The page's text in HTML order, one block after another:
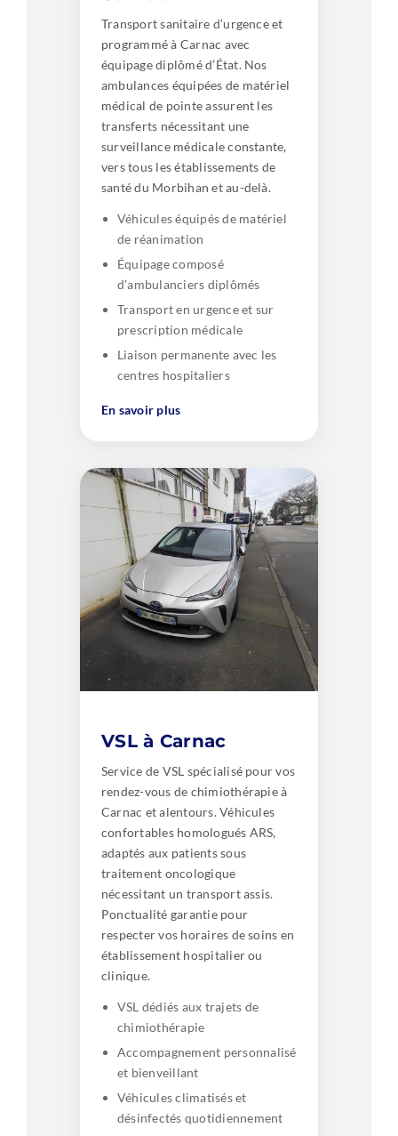
Transport sanitaire d’urgence et
programmé à Carnac avec
équipage diplômé d’État. Nos
ambulances équipées de matériel
médical de pointe assurent les
transferts nécessitant une
surveillance médicale constante,
vers tous les établissements de
santé du Morbihan et au-delà.
Véhicules équipés de matériel
de réanimation
Équipage composé
d’ambulanciers diplômés
Transport en urgence et sur
prescription médicale
Liaison permanente avec les
centres hospitaliers
En savoir plus
VSL à Carnac
Service de VSL spécialisé pour vos
rendez-vous de chimiothérapie à
Carnac et alentours. Véhicules
confortables homologués ARS,
adaptés aux patients sous
traitement oncologique
nécessitant un transport assis.
Ponctualité garantie pour
respecter vos horaires de soins en
établissement hospitalier ou
clinique.
VSL dédiés aux trajets de
chimiothérapie
Accompagnement personnalisé
et bienveillant
Véhicules climatisés et
désinfectés quotidiennement